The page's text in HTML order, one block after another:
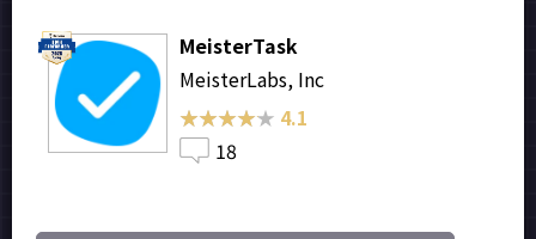
MeisterTask
MeisterLabs, Inc
★★★★★
★★★★★ 4.1
18